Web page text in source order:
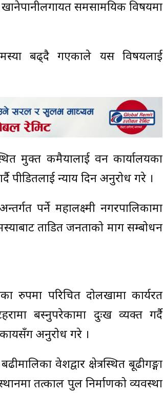
खानेपानीलगायत समसामयिक विषयमा
बढ्दै गएकाले यस विषयलाई
मुक्त कमैयालाई वन कार्यालयका
पीडितलाई न्याय दिन अनुरोध गरे ।
पर्ने महालक्ष्मी नगरपालिकामा
प्रताडित जनताको माग सम्बोधन
रुपमा परिचित दोलखामा कार्यरत
बस्नुपरेकामा दुःख व्यक्त गर्दै
अनुरोध गरे ।
प्रवेशद्वार क्षेत्रस्थित बूढीगङ्गा
तत्काल पुल निर्माणको व्यवस्था